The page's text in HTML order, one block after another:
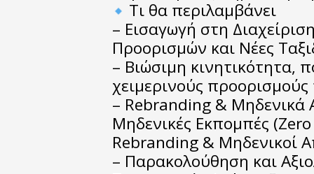
Τι θα περιλαμβάνει
– Εισαγωγή στη
Προορισμών και Νέες
– Βιώσιμη κινητικότητα,
χειμερινούς
– Rebranding & Μηδενικά
Μηδενικές Εκπομπές
Rebranding & Μηδενικοί
– Παρακολούθηση και